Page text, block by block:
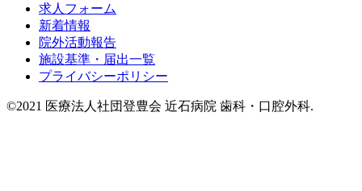
求人フォーム
新着情報
院外活動報告
施設基準・届出一覧
プライバシーポリシー
©2021 医療法人社団登豊会 近石病院 歯科・口腔外科.